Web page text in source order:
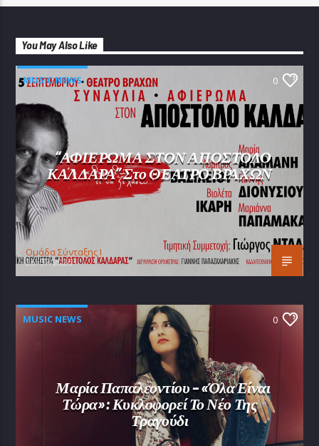
You May Also Like
MUSIC NEWS 0
“ΑΦΙΕΡΩΜΑ ΣΤΟΝ ΑΠΟΣΤΟΛΟ
ΚΑΛΔΑΡΑ” Στο ΘΕΑΤΡΟ ΒΡΑΧΩΝ
Oμάδα Σύνταξης Ι
25/07/2026
MUSIC NEWS 0
Μαρία Παπαλεοντίου – «Όλα Είναι
Τώρα»: Κυκλοφορεί Το Νέο Της
Τραγούδι